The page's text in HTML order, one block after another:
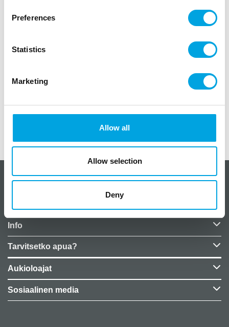
Preferences
Statistics
Marketing
Allow all
Allow selection
Deny
Pastel Blue
Pakkauskoko: 6
Paino
0,05 kg (kilogramma)
False
CakeSupplies Nordics
Info
Tarvitsetko apua?
Aukioloajat
Sosiaalinen media